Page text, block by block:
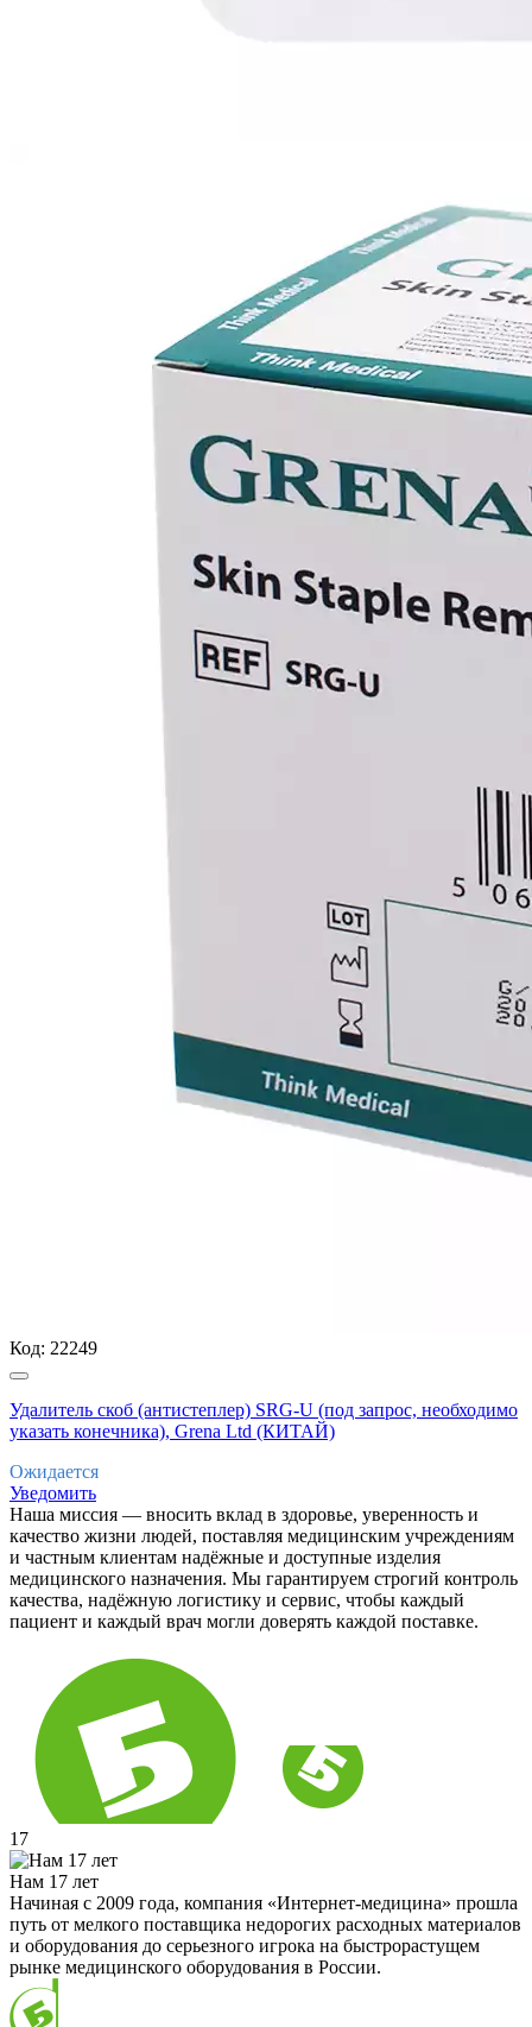
Код: 22249
Удалитель скоб (антистеплер) SRG-U (под запрос, необходимо
указать конечника), Grena Ltd (КИТАЙ)
Ожидается
Уведомить
Наша миссия — вносить вклад в здоровье, уверенность и
качество жизни людей, поставляя медицинским учреждениям
и частным клиентам надёжные и доступные изделия
медицинского назначения. Мы гарантируем строгий контроль
качества, надёжную логистику и сервис, чтобы каждый
пациент и каждый врач могли доверять каждой поставке.
17
Нам 17 лет
Начиная с 2009 года, компания «Интернет-медицина» прошла
путь от мелкого поставщика недорогих расходных материалов
и оборудования до серьезного игрока на быстрорастущем
рынке медицинского оборудования в России.